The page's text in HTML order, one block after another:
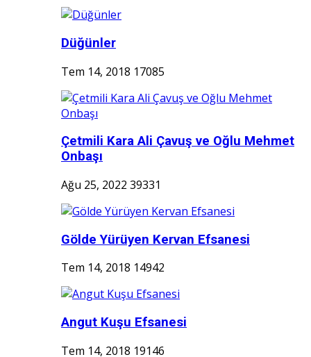
Düğünler
Tem 14, 2018 17085
Çetmili Kara Ali Çavuş ve Oğlu Mehmet
Onbaşı
Ağu 25, 2022 39331
Gölde Yürüyen Kervan Efsanesi
Tem 14, 2018 14942
Angut Kuşu Efsanesi
Tem 14, 2018 19146